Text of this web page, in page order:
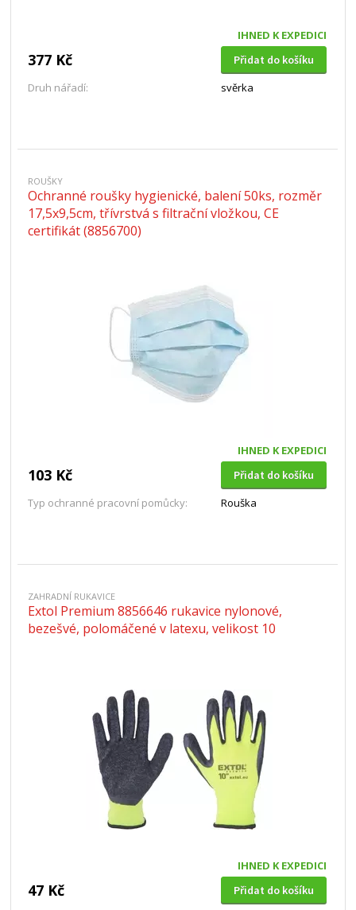
IHNED K EXPEDICI
377 Kč
Přidat do košíku
Druh nářadí:
svěrka
ROUŠKY
Ochranné roušky hygienické, balení 50ks, rozměr
17,5x9,5cm, třívrstvá s filtrační vložkou, CE
certifikát (8856700)
IHNED K EXPEDICI
103 Kč
Přidat do košíku
Typ ochranné pracovní pomůcky:
Rouška
ZAHRADNÍ RUKAVICE
Extol Premium 8856646 rukavice nylonové,
bezešvé, polomáčené v latexu, velikost 10
IHNED K EXPEDICI
47 Kč
Přidat do košíku